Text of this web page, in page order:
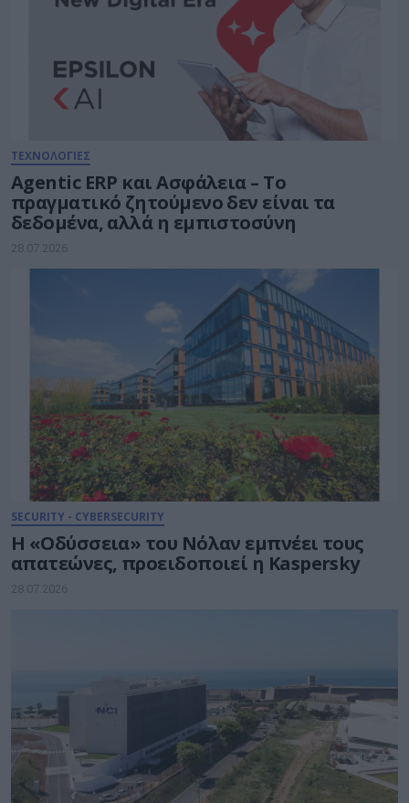
ΤΕΧΝΟΛΟΓΙΕΣ
Agentic ERP και Ασφάλεια – Το
πραγματικό ζητούμενο δεν είναι τα
δεδομένα, αλλά η εμπιστοσύνη
28.07.2026
SECURITY - CYBERSECURITY
Η «Οδύσσεια» του Νόλαν εμπνέει τους
απατεώνες, προειδοποιεί η Kaspersky
28.07.2026